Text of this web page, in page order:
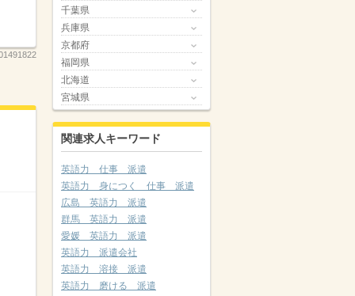
千葉県
兵庫県
京都府
福岡県
北海道
宮城県
関連求人キーワード
英語力 仕事 派遣
英語力 身につく 仕事 派遣
広島 英語力 派遣
群馬 英語力 派遣
愛媛 英語力 派遣
英語力 派遣会社
英語力 溶接 派遣
英語力 磨ける 派遣